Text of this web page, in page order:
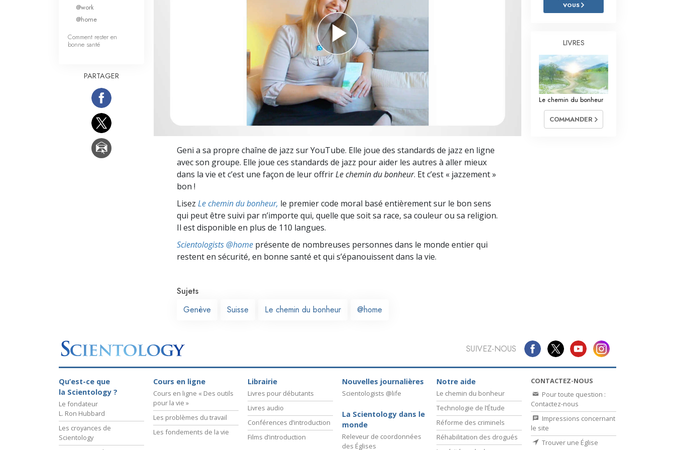
L’échelle des tons émotionnels
Des outils pour le monde du travail
L’éthique et les conditions
La raison de l’oppression
Les investigations
Geni a sa propre chaîne de jazz sur YouTube. Elle joue des standards de jazz en ligne
avec son groupe. Elle joue ces standards de jazz pour aider les autres à aller mieux
dans la vie et c’est une façon de leur offrirLe chemin du bonheur. Et c’est « jazzement »
bon !
Lisez Le chemin du bonheur, le premier code moral basé entièrement sur le bon sens
qui peut être suivi par n’importe qui, quelle que soit sa race, sa couleur ou sa religion.
Il est disponible en plus de 110 langues.
Scientologists @home présente de nombreuses personnes dans le monde entier qui
restent en sécurité, en bonne santé et qui s’épanouissent dans la vie.
Sujets
Genève
Suisse Le chemin du bonheur @home
@work
@home
Comment rester en
bonne santé
PARTAGER
VOUS
LIVRES
Le chemin du bonheur
COMMANDER
SUIVEZ-NOUS
Qu’est-ce que
la Scientology ?
Le fondateur
L. Ron Hubbard
Les croyances de
Scientology
Cours en ligne
Cours en ligne « Des outils
pour la vie »
Les problèmes du travail
Les fondements de la vie
Librairie
Livres pour débutants
Livres audio
Conférences d’introduction
Films d’introduction
Nouvelles journalières
Scientologists @life
La Scientology dans le
monde
Releveur de coordonnées
des Églises
Notre aide
Le chemin du bonheur
Technologie de l’Étude
Réforme des criminels
Réhabilitation des drogués
CONTACTEZ-NOUS
Pour toute question :
Contactez-nous
Impressions concernant
le site
Trouver une Église